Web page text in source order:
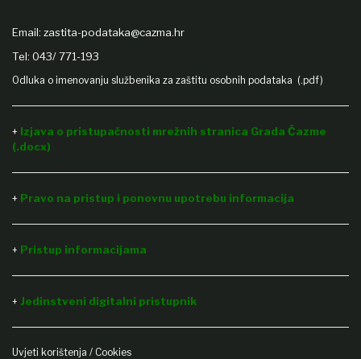
Email: zastita-podataka@cazma.hr
Tel: 043/ 771-193
Odluka o imenovanju službenika za zaštitu osobnih podataka (.pdf)
+ Izjava o pristupačnosti mrežnih stranica Grada Čazme
(.docx)
+ Pravo na pristup i ponovnu upotrebu informacija
+ Pristup informacijama
+ Jedinstveni digitalni pristupnik
Uvjeti korištenja / Cookies